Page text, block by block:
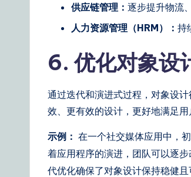
供应链管理： 逐步提升物流
人力资源管理（HRM）： 持
6. 优化对象设
通过迭代和演进式过程，对象设
效、更有效的设计，更好地满足用
示例： 在一个社交媒体应用中，
着应用程序的演进，团队可以逐
代优化确保了对象设计保持稳健且